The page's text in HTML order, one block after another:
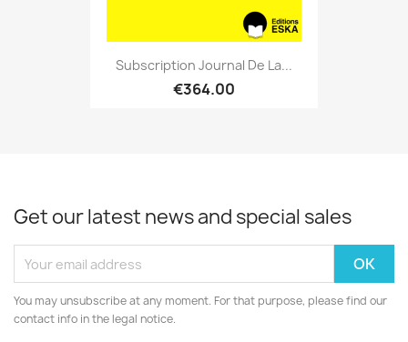
Subscription Journal De La...
€364.00
Get our latest news and special sales
You may unsubscribe at any moment. For that purpose, please find our
contact info in the legal notice.